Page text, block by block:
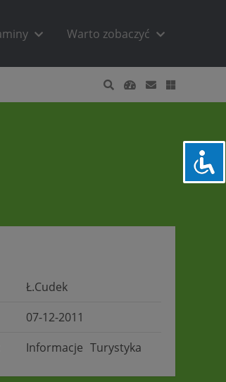
Warto zobaczyć
Ł.Cudek
07-12-2011
Informacje Turystyka